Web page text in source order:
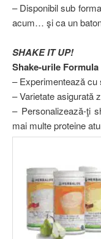
– Disponibil sub
acum… şi ca un
SHAKE IT UP!
Shake-urile
– Experimentează cu
– Varietate asigurată
– Personalizează-ţi
mai multe proteine